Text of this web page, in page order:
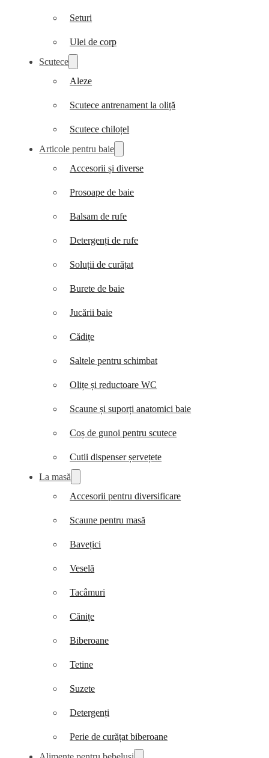
Seturi
Ulei de corp
Scutece
Aleze
Scutece antrenament la oliță
Scutece chiloțel
Articole pentru baie
Accesorii și diverse
Prosoape de baie
Balsam de rufe
Detergenți de rufe
Soluții de curățat
Burete de baie
Jucării baie
Cădițe
Saltele pentru schimbat
Olițe și reductoare WC
Scaune și suporți anatomici baie
Coș de gunoi pentru scutece
Cutii dispenser șervețete
La masă
Accesorii pentru diversificare
Scaune pentru masă
Bavețici
Veselă
Tacâmuri
Cănițe
Biberoane
Tetine
Suzete
Detergenți
Perie de curățat biberoane